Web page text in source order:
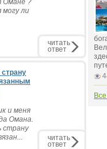
Омане ?
могу ли
читать
ответ
и меня
Омана.
страну
читать
ответ